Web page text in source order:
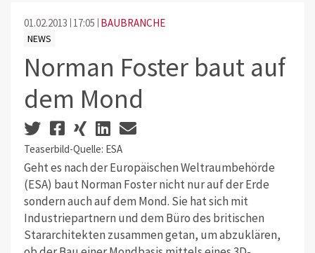
01.02.2013 17:05 BAUBRANCHE
NEWS
Norman Foster baut auf
dem Mond
Teaserbild-Quelle: ESA
Geht es nach der Europäischen Weltraumbehörde
(ESA) baut Norman Foster nicht nur auf der Erde
sondern auch auf dem Mond. Sie hat sich mit
Industriepartnern und dem Büro des britischen
Stararchitekten zusammen getan, um abzuklären,